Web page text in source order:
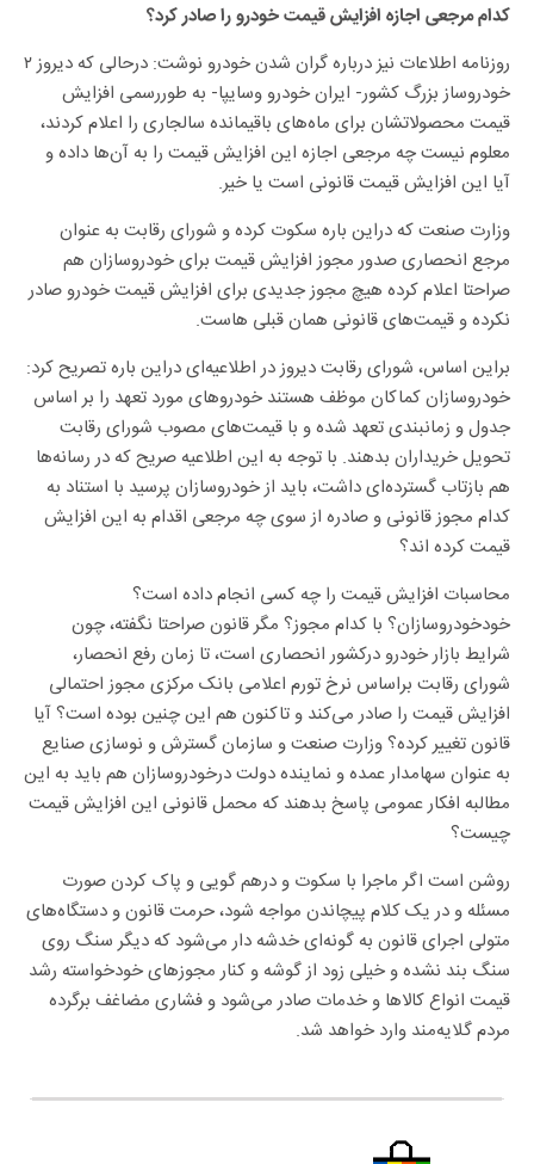
کدام مرجعی اجازه افزایش قیمت خودرو را صادر کرد؟
روزنامه اطلاعات نیز درباره گران شدن خودرو نوشت: درحالی که دیروز ۲
خودروساز بزرگ کشور- ایران خودرو وسایپا- به طوررسمی افزایش
قیمت محصولاتشان برای ماه‌های باقیمانده سالجاری را اعلام کردند،
معلوم نیست چه مرجعی اجازه این افزایش قیمت را به آن‌ها داده و
آیا این افزایش قیمت قانونی است یا خیر.
وزارت صنعت که دراین باره سکوت کرده و شورای رقابت به عنوان
مرجع انحصاری صدور مجوز افزایش قیمت برای خودروسازان هم
صراحتا اعلام کرده هیچ مجوز جدیدی برای افزایش قیمت خودرو صادر
نکرده و قیمت‌های قانونی همان قبلی هاست.
براین اساس، شورای رقابت دیروز در اطلاعیه‌ای دراین باره تصریح کرد:
خودروسازان کماکان موظف هستند خودرو‌های مورد تعهد را بر اساس
جدول و زمانبندی تعهد شده و با قیمت‌های مصوب شورای رقابت
تحویل خریداران بدهند. با توجه به این اطلاعیه صریح که در رسانه‌ها
هم بازتاب گسترده‌ای داشت، باید از خودروسازان پرسید با استناد به
کدام مجوز قانونی و صادره از سوی چه مرجعی اقدام به این افزایش
قیمت کرده اند؟
محاسبات افزایش قیمت را چه کسی انجام داده است؟
خودخودروسازان؟ با کدام مجوز؟ مگر قانون صراحتا نگفته، چون
شرایط بازار خودرو درکشور انحصاری است، تا زمان رفع انحصار،
شورای رقابت براساس نرخ تورم اعلامی بانک مرکزی مجوز احتمالی
افزایش قیمت را صادر می‌کند و تاکنون هم این چنین بوده است؟ آیا
قانون تغییر کرده؟ وزارت صنعت و سازمان گسترش و نوسازی صنایع
به عنوان سهامدار عمده و نماینده دولت درخودروسازان هم باید به این
مطالبه افکار عمومی پاسخ بدهند که محمل قانونی این افزایش قیمت
چیست؟
روشن است اگر ماجرا با سکوت و درهم گویی و پاک کردن صورت
مسئله و در یک کلام پیچاندن مواجه شود، حرمت قانون و دستگاه‌های
متولی اجرای قانون به گونه‌ای خدشه دار می‌شود که دیگر سنگ روی
سنگ بند نشده و خیلی زود از گوشه و کنار مجوز‌های خودخواسته رشد
قیمت انواع کالا‌ها و خدمات صادر می‌شود و فشاری مضاغف برگرده
مردم گلایه‌مند وارد خواهد شد.